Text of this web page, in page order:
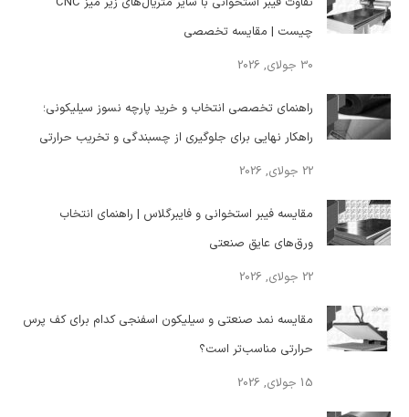
چیست | مقایسه تخصصی
30 جولای, 2026
راهنمای تخصصی انتخاب و خرید پارچه نسوز سیلیکونی؛
راهکار نهایی برای جلوگیری از چسبندگی و تخریب حرارتی
22 جولای, 2026
مقایسه فیبر استخوانی و فایبرگلاس | راهنمای انتخاب
ورق‌های عایق صنعتی
22 جولای, 2026
مقایسه نمد صنعتی و سیلیکون اسفنجی کدام برای کف پرس
حرارتی مناسب‌تر است؟
15 جولای, 2026